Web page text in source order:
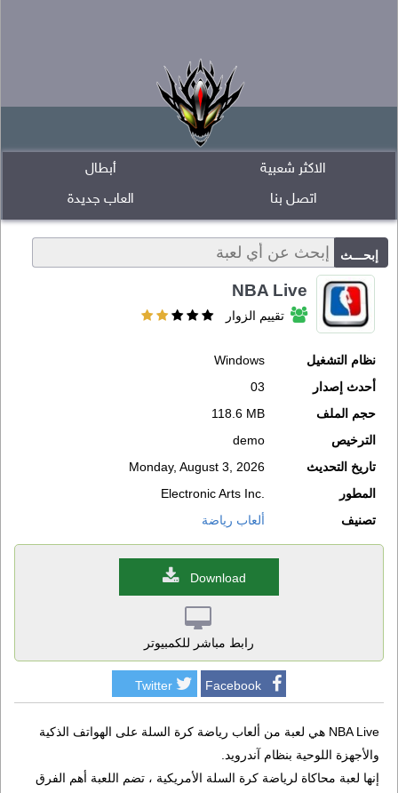
أبطال
الاكثر شعبية
العاب جديدة
اتصل بنا
NBA Live
تقييم الزوار
نظام التشغيل
Windows
أحدث إصدار
03
حجم الملف
118.6 MB
الترخيص
demo
تاريخ التحديث
Monday, August 3, 2026
المطور
Electronic Arts Inc.
تصنيف
ألعاب رياضة
Download
رابط مباشر للكمبيوتر
Facebook
Twitter
NBA Live هي لعبة من ألعاب رياضة كرة السلة على الهواتف الذكية
والأجهزة اللوحية بنظام آندرويد.
إنها لعبة محاكاة لرياضة كرة السلة الأمريكية ، تضم اللعبة أهم الفرق